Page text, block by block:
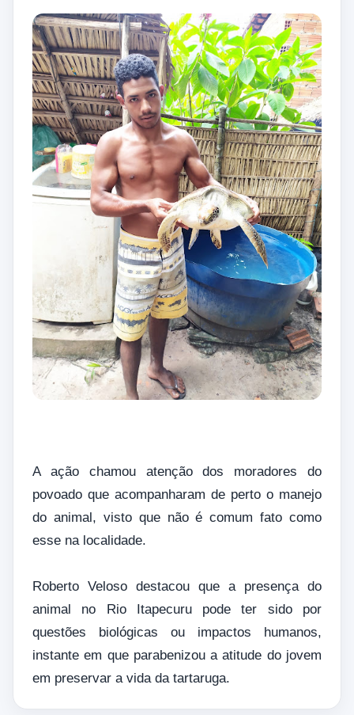
A ação chamou atenção dos moradores do
povoado que acompanharam de perto o manejo
do animal, visto que não é comum fato como
esse na localidade.
Roberto Veloso destacou que a presença do
animal no Rio Itapecuru pode ter sido por
questões biológicas ou impactos humanos,
instante em que parabenizou a atitude do jovem
em preservar a vida da tartaruga.